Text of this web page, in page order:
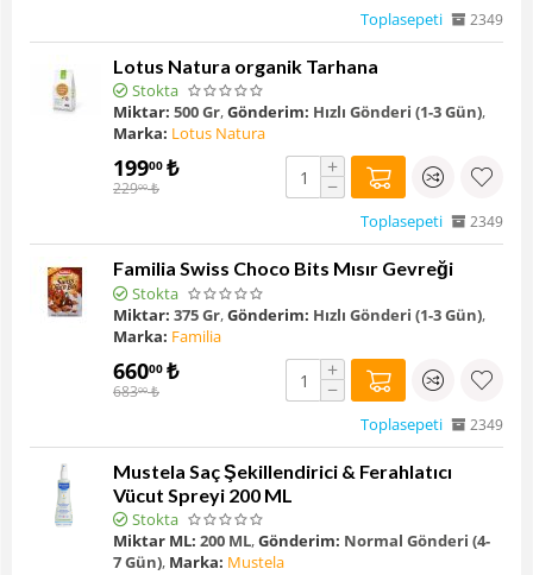
Toplasepeti 2349
Lotus Natura organik Tarhana
Stokta
Miktar: 500 Gr,Gönderim: Hızlı Gönderi (1-3 Gün),
Marka: Lotus Natura
19900 ₺
22900 ₺
+
−
Toplasepeti 2349
Familia Swiss Choco Bits Mısır Gevreği
Stokta
Miktar: 375 Gr,Gönderim: Hızlı Gönderi (1-3 Gün),
Marka: Familia
66000 ₺
68300 ₺
+
−
Toplasepeti 2349
Mustela Saç Şekillendirici & Ferahlatıcı
Vücut Spreyi 200 ML
Stokta
Miktar ML: 200 ML,Gönderim: Normal Gönderi (4-
7 Gün), Marka: Mustela